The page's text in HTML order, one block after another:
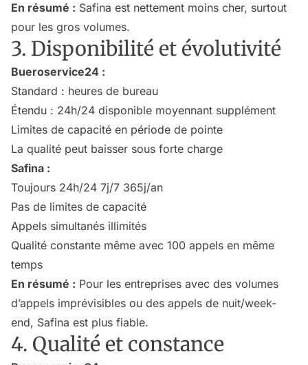
En résumé : Safina est nettement moins cher, surtout
pour les gros volumes.
3. Disponibilité et évolutivité
Bueroservice24 :
Standard : heures de bureau
Étendu : 24h/24 disponible moyennant supplément
Limites de capacité en période de pointe
La qualité peut baisser sous forte charge
Safina :
Toujours 24h/24 7j/7 365j/an
Pas de limites de capacité
Appels simultanés illimités
Qualité constante même avec 100 appels en même
temps
En résumé : Pour les entreprises avec des volumes
d’appels imprévisibles ou des appels de nuit/week-
end, Safina est plus fiable.
4. Qualité et constance